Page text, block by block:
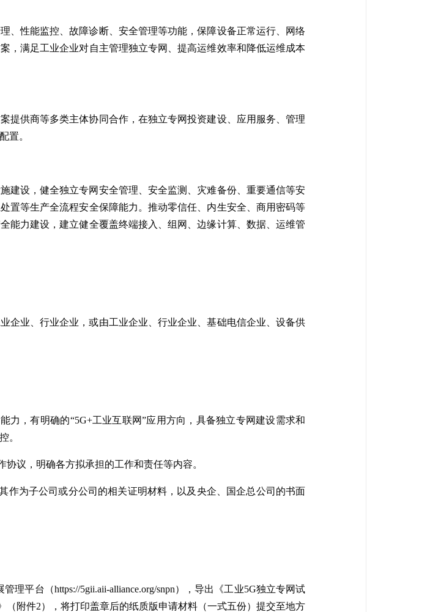
、性能监控、故障诊断、安全管理等功能，保障设备正常运行、网络
，满足工业企业对自主管理独立专网、提高运维效率和降低运维成本
提供商等多类主体协同合作，在独立专网投资建设、应用服务、管理
置。
建设，健全独立专网安全管理、安全监测、灾难备份、重要通信等安
置等生产全流程安全保障能力。推动零信任、内生安全、商用密码等
能力建设，建立健全覆盖终端接入、组网、边缘计算、数据、运维管
企业、行业企业，或由工业企业、行业企业、基础电信企业、设备供
力，有明确的“5G+工业互联网”应用方向，具备独立专网建设需求和
。
议，明确各方拟承担的工作和责任等内容。
作为子公司或分公司的相关证明材料，以及央企、国企总公司的书面
理平台（https://5gii.aii-alliance.org/snpn），导出《工业5G独立专网试
（附件2），将打印盖章后的纸质版申请材料（一式五份）提交至地方